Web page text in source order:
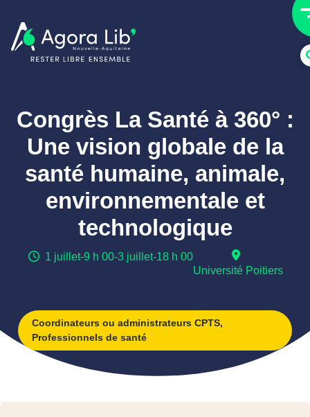
Congrès La Santé à 360° :
Une vision globale de la
santé humaine, animale,
environnementale et
technologique
1 juillet-9 h 00-3 juillet-18 h 00
Université Poitiers
Coordinateurs ou administrateurs CPTS,
Professionnels de santé